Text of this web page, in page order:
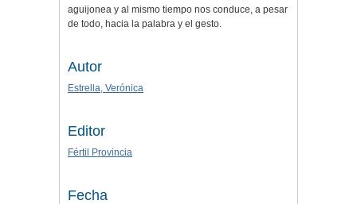
aguijonea y al mismo tiempo nos conduce, a pesar
de todo, hacia la palabra y el gesto.
Autor
Estrella, Verónica
Editor
Fértil Provincia
Fecha